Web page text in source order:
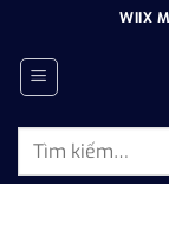
dung
WIIX
Tìm